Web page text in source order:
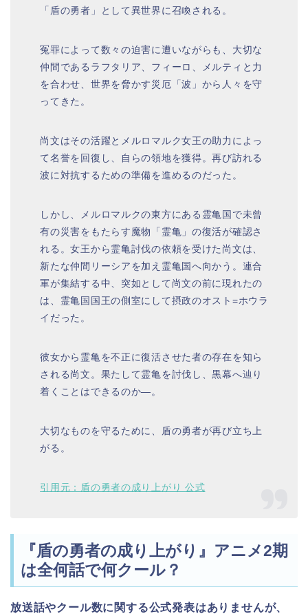
「盾の勇者」として異世界に召喚される。
冤罪によって数々の迫害に遭いながらも、大切な
仲間であるラフタリア、フィーロ、メルティと力
を合わせ、世界を脅かす災厄「波」から人々を守
ってきた。
尚文はその活躍とメルロマルク女王の助力によっ
て名誉を回復し、自らの領地を獲得。再び訪れる
波に対抗するための準備を進めるのだった。
しかし、メルロマルクの東方にある霊亀国で未曾
有の災害をもたらす魔物「霊亀」の復活が確認さ
れる。女王から霊亀討伐の依頼を受けた尚文は、
新たな仲間リーシアを加え霊亀国へ向かう。連合
軍が集結する中、突如として尚文の前に現れたの
は、霊亀国国王の側室にして摂政のオスト=ホウラ
イだった。
彼女から霊亀を不正に復活させた者の存在を知ら
される尚文。果たして霊亀を討伐し、黒幕へ辿り
着くことはできるのか―。
大切なものを守るために、盾の勇者が再び立ち上
がる。
引用元：盾の勇者の成り上がり 公式
『盾の勇者の成り上がり』アニメ2期
は全何話で何クール？
放送話やクール数に関する公式発表はありませんが、